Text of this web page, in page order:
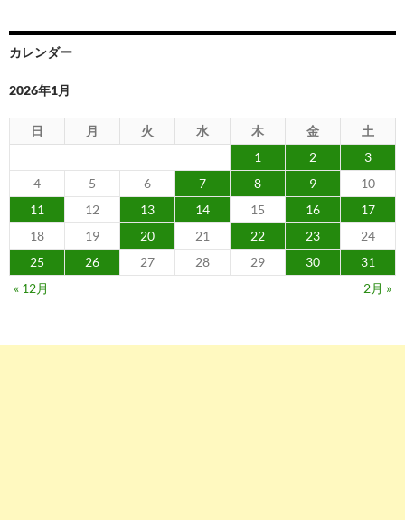
ョ
ン
カレンダー
2026年1月
日 月 火 水 木 金
土
1
2
3
4
5 6 7 8 9
10
11
12 13 14 15 16
17
18
19 20 21 22 23
24
25
26 27 28 29 30
31
« 12月
2月 »